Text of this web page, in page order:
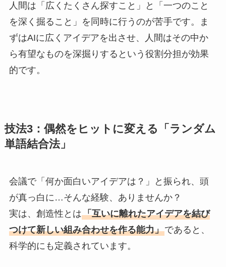
人間は「広くたくさん探すこと」と「一つのこと
を深く掘ること」を同時に行うのが苦手です。ま
ずはAIに広くアイデアを出させ、人間はその中か
ら有望なものを深掘りするという役割分担が効果
的です。
技法3：偶然をヒットに変える「ランダム
単語結合法」
会議で「何か面白いアイデアは？」と振られ、頭
が真っ白に…そんな経験、ありませんか？
実は、創造性とは「互いに離れたアイデアを結び
つけて新しい組み合わせを作る能力」であると、
科学的にも定義されています。